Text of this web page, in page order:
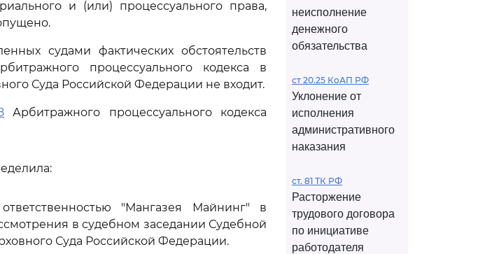
и (или) процессуального права,
судами фактических обстоятельств
процессуального кодекса в
Суда Российской Федерации не входит.
Арбитражного процессуального кодекса
"Мангазея Майнинг" в
в судебном заседании Судебной
Суда Российской Федерации.
неисполнение
денежного
обязательства
ст 20.25 КоАП РФ
Уклонение от
исполнения
административного
наказания
ст. 81 ТК РФ
Расторжение
трудового договора
по инициативе
работодателя